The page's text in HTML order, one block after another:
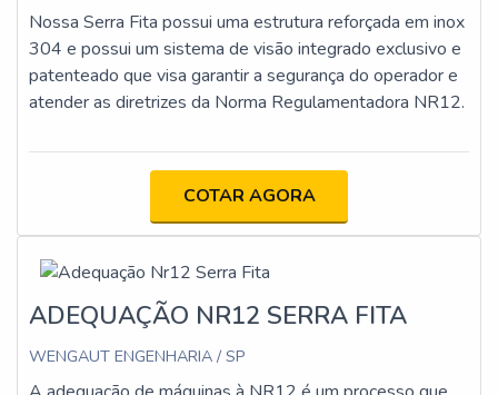
Nossa Serra Fita possui uma estrutura reforçada em inox
304 e possui um sistema de visão integrado exclusivo e
patenteado que visa garantir a segurança do operador e
atender as diretrizes da Norma Regulamentadora NR12.
COTAR AGORA
ADEQUAÇÃO NR12 SERRA FITA
WENGAUT ENGENHARIA / SP